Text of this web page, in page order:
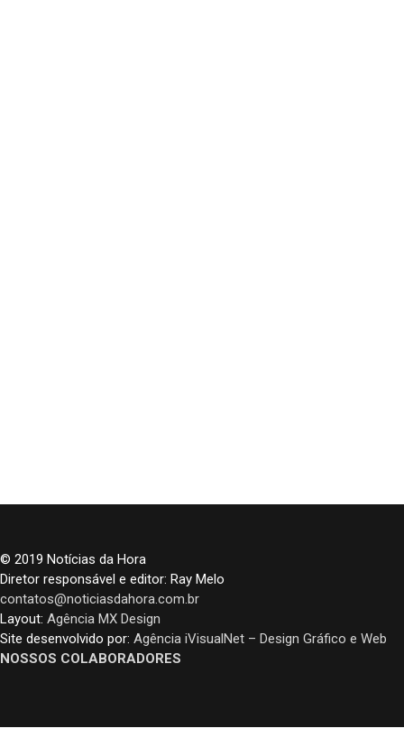
© 2019 Notícias da Hora
Diretor responsável e editor: Ray Melo
contatos@noticiasdahora.com.br
Layout: Agência MX Design
Site desenvolvido por: Agência iVisualNet – Design Gráfico e Web
NOSSOS COLABORADORES